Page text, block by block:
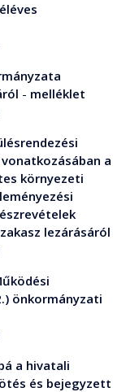
- melléklet
a
környezeti
lezárásáról
önkormányzati
a hivatali
és bejegyzett